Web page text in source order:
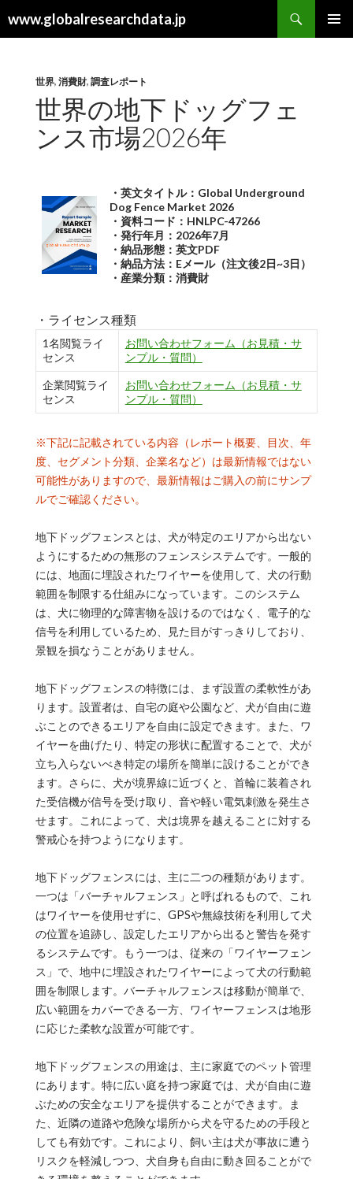
www.globalresearchdata.jp
索
世界, 消費財, 調査レポート
世界の地下ドッグフェ
ンス市場2026年
・英文タイトル：Global Underground
Dog Fence Market 2026
・資料コード：HNLPC-47266
・発行年月：2026年7月
・納品形態：英文PDF
・納品方法：Eメール（注文後2日~3日）
・産業分類：消費財
・ライセンス種類
1名閲覧ライ
センス
お問い合わせフォーム（お見積・サ
ンプル・質問）
企業閲覧ライ
センス
お問い合わせフォーム（お見積・サ
ンプル・質問）
※下記に記載されている内容（レポート概要、目次、年
度、セグメント分類、企業名など）は最新情報ではない
可能性がありますので、最新情報はご購入の前にサンプ
ルでご確認ください。
地下ドッグフェンスとは、犬が特定のエリアから出ない
ようにするための無形のフェンスシステムです。一般的
には、地面に埋設されたワイヤーを使用して、犬の行動
範囲を制限する仕組みになっています。このシステム
は、犬に物理的な障害物を設けるのではなく、電子的な
信号を利用しているため、見た目がすっきりしており、
景観を損なうことがありません。
地下ドッグフェンスの特徴には、まず設置の柔軟性があ
ります。設置者は、自宅の庭や公園など、犬が自由に遊
ぶことのできるエリアを自由に設定できます。また、ワ
イヤーを曲げたり、特定の形状に配置することで、犬が
立ち入らないべき特定の場所を簡単に設けることができ
ます。さらに、犬が境界線に近づくと、首輪に装着され
た受信機が信号を受け取り、音や軽い電気刺激を発生さ
せます。これによって、犬は境界を越えることに対する
警戒心を持つようになります。
地下ドッグフェンスには、主に二つの種類があります。
一つは「バーチャルフェンス」と呼ばれるもので、これ
はワイヤーを使用せずに、GPSや無線技術を利用して犬
の位置を追跡し、設定したエリアから出ると警告を発す
るシステムです。もう一つは、従来の「ワイヤーフェン
ス」で、地中に埋設されたワイヤーによって犬の行動範
囲を制限します。バーチャルフェンスは移動が簡単で、
広い範囲をカバーできる一方、ワイヤーフェンスは地形
に応じた柔軟な設置が可能です。
地下ドッグフェンスの用途は、主に家庭でのペット管理
にあります。特に広い庭を持つ家庭では、犬が自由に遊
ぶための安全なエリアを提供することができます。ま
た、近隣の道路や危険な場所から犬を守るための手段と
しても有効です。これにより、飼い主は犬が事故に遭う
リスクを軽減しつつ、犬自身も自由に動き回ることがで